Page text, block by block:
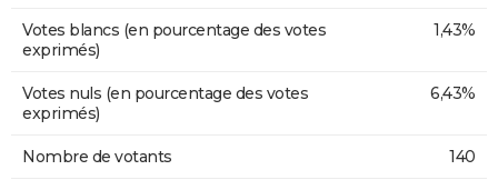
Votes blancs (en pourcentage des votes
exprimés)
1,43%
Votes nuls (en pourcentage des votes
exprimés)
6,43%
Nombre de votants 140